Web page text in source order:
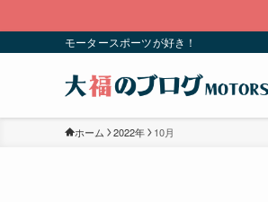
モータースポーツが好き！
ホーム 2022年 10月